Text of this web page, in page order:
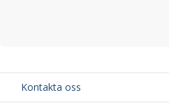
Kontakta oss